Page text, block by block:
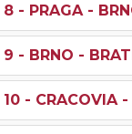
8 - PRAGA -
9 - BRNO -
- CRACOVIA